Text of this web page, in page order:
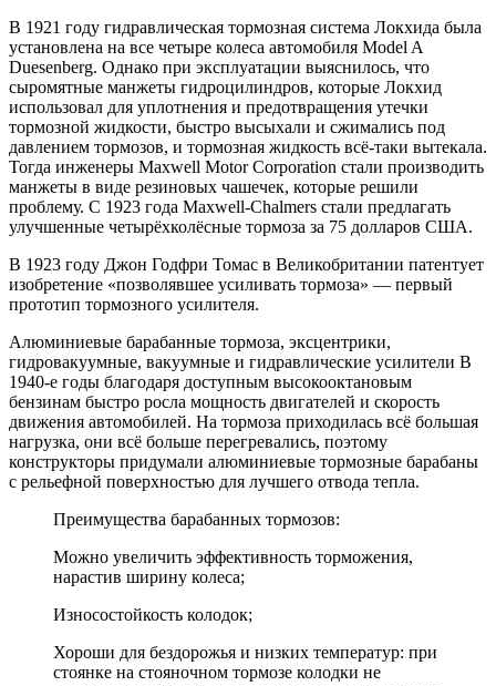
В 1921 году гидравлическая тормозная система Локхида была
установлена на все четыре колеса автомобиля Model A
Duesenberg. Однако при эксплуатации выяснилось, что
сыромятные манжеты гидроцилиндров, которые Локхид
использовал для уплотнения и предотвращения утечки
тормозной жидкости, быстро высыхали и сжимались под
давлением тормозов, и тормозная жидкость всё-таки вытекала.
Тогда инженеры Maxwell Motor Corporation стали производить
манжеты в виде резиновых чашечек, которые решили
проблему. С 1923 года Maxwell-Chalmers стали предлагать
улучшенные четырёхколёсные тормоза за 75 долларов США.
В 1923 году Джон Годфри Томас в Великобритании патентует
изобретение «позволявшее усиливать тормоза» — первый
прототип тормозного усилителя.
Алюминиевые барабанные тормоза, эксцентрики,
гидровакуумные, вакуумные и гидравлические усилители В
1940-е годы благодаря доступным высокооктановым
бензинам быстро росла мощность двигателей и скорость
движения автомобилей. На тормоза приходилась всё большая
нагрузка, они всё больше перегревались, поэтому
конструкторы придумали алюминиевые тормозные барабаны
с рельефной поверхностью для лучшего отвода тепла.
Преимущества барабанных тормозов:
Можно увеличить эффективность торможения,
нарастив ширину колеса;
Износостойкость колодок;
Хороши для бездорожья и низких температур: при
стоянке на стояночном тормозе колодки не